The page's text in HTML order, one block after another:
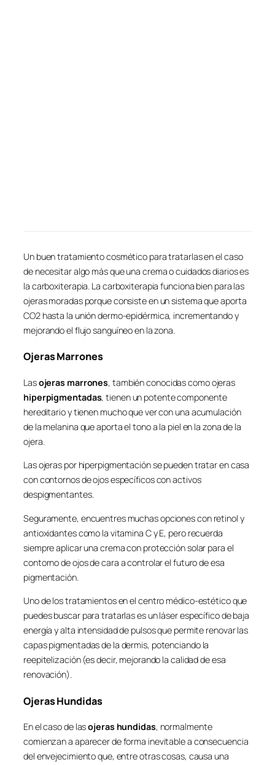
Un buen tratamiento cosmético para tratarlas en el caso
de necesitar algo más que una crema o cuidados diarios es
la carboxiterapia. La carboxiterapia funciona bien para las
ojeras moradas porque consiste en un sistema que aporta
CO2 hasta la unión dermo-epidérmica, incrementando y
mejorando el flujo sanguíneo en la zona.
Ojeras Marrones
Lasojeras marrones, también conocidas como ojeras
hiperpigmentadas, tienen un potente componente
hereditario y tienen mucho que ver con una acumulación
de la melanina que aporta el tono a la piel en la zona de la
ojera.
Las ojeras por hiperpigmentación se pueden tratar en casa
con contornos de ojos específicos con activos
despigmentantes.
Seguramente, encuentres muchas opciones con retinol y
antioxidantes como la vitamina C y E, pero recuerda
siempre aplicar una crema con protección solar para el
contorno de ojos de cara a controlar el futuro de esa
pigmentación.
Uno de los tratamientos en el centro médico-estético que
puedes buscar para tratarlas es un láser específico de baja
energía y alta intensidad de pulsos que permite renovar las
capas pigmentadas de la dermis, potenciando la
reepitelización (es decir, mejorando la calidad de esa
renovación).
Ojeras Hundidas
En el caso de lasojeras hundidas, normalmente
comienzan a aparecer de forma inevitable a consecuencia
del envejecimiento que, entre otras cosas, causa una